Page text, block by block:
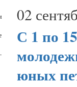
02
С 1 по
юных